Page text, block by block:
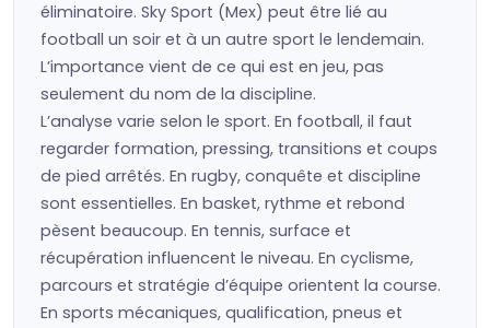
éliminatoire. Sky Sport (Mex) peut être lié au
football un soir et à un autre sport le lendemain.
L’importance vient de ce qui est en jeu, pas
seulement du nom de la discipline.
L’analyse varie selon le sport. En football, il faut
regarder formation, pressing, transitions et coups
de pied arrêtés. En rugby, conquête et discipline
sont essentielles. En basket, rythme et rebond
pèsent beaucoup. En tennis, surface et
récupération influencent le niveau. En cyclisme,
parcours et stratégie d’équipe orientent la course.
En sports mécaniques, qualification, pneus et